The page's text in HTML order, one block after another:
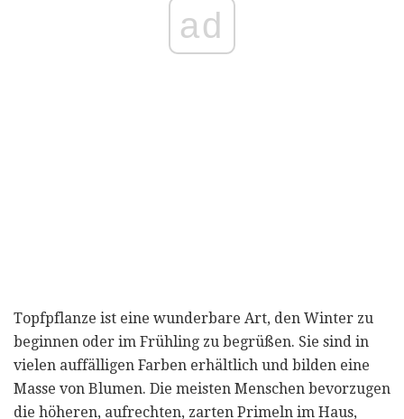
ad
Topfpflanze ist eine wunderbare Art, den Winter zu
beginnen oder im Frühling zu begrüßen. Sie sind in
vielen auffälligen Farben erhältlich und bilden eine
Masse von Blumen. Die meisten Menschen bevorzugen
die höheren, aufrechten, zarten Primeln im Haus,